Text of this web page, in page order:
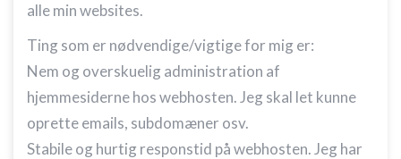
alle min websites.
Ting som er nødvendige/vigtige for mig er:
Nem og overskuelig administration af
hjemmesiderne hos webhosten. Jeg skal let kunne
oprette emails, subdomæner osv.
Stabile og hurtig responstid på webhosten. Jeg har